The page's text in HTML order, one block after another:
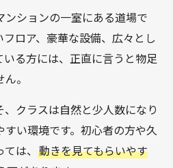
ションの一室にある道場で
ロア、豪華な設備、広々とし
る方には、正直に言うと物足
。
クラスは自然と少人数になり
い環境です。初心者の方や久
ては、動きを見てもらいやす